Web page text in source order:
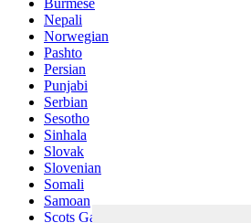
Burmese
Nepali
Norwegian
Pashto
Persian
Punjabi
Serbian
Sesotho
Sinhala
Slovak
Slovenian
Somali
Samoan
Scots Gaelic